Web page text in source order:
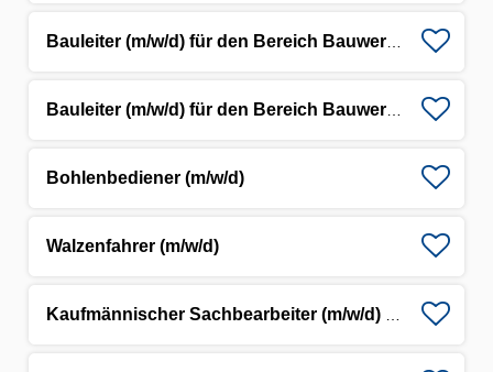
Bohlenbediener (m/w/d)
Walzenfahrer (m/w/d)